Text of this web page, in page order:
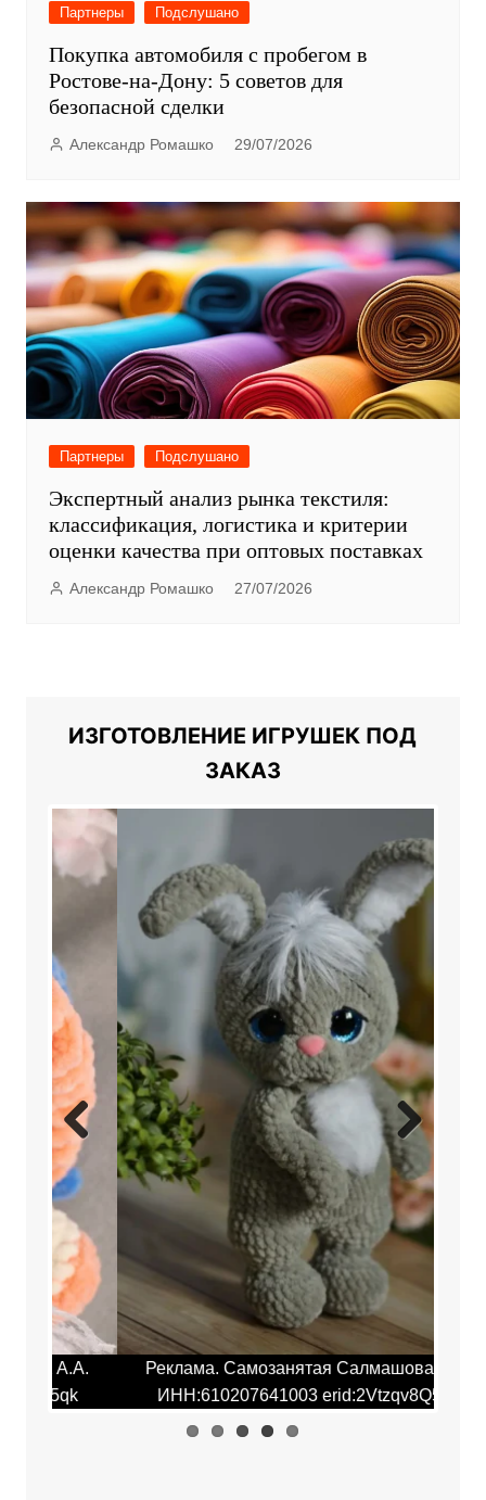
Партнеры Подслушано
Покупка автомобиля с пробегом в
Ростове-на-Дону: 5 советов для
безопасной сделки
Александр Ромашко 29/07/2026
Партнеры Подслушано
Экспертный анализ рынка текстиля:
классификация, логистика и критерии
оценки качества при оптовых поставках
Александр Ромашко 27/07/2026
ИЗГОТОВЛЕНИЕ ИГРУШЕК ПОД
ЗАКАЗ
Реклама. Самозанятая Салмашова А.А.
ИНН:610207641003 erid:2Vtzqv8Q5qk
Previ
ous
Next